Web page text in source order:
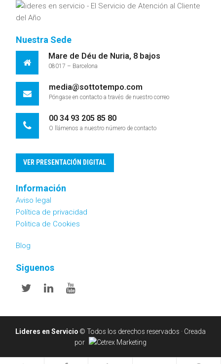
Nuestra Sede
Mare de Déu de Nuria, 8 bajos
08017 – Barcelona
media@sottotempo.com
Póngase en contacto a través de nuestro correo
00 34 93 205 85 80
O llámenos a nuestro número de contacto
VER PRESENTACIÓN DIGITAL
Información
Aviso legal
Política de privacidad
Politica de Cookies
Blog
Siguenos
TwitterLinkedin
Lideres en Servicio © Todos los derechos reservados · Creada
por